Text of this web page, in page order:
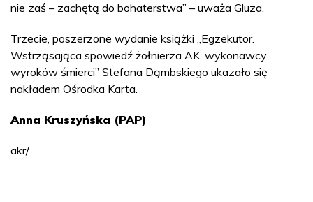
nie zaś – zachętą do bohaterstwa” – uważa Gluza.
Trzecie, poszerzone wydanie książki „Egzekutor.
Wstrząsająca spowiedź żołnierza AK, wykonawcy
wyroków śmierci” Stefana Dąmbskiego ukazało się
nakładem Ośrodka Karta.
Anna Kruszyńska (PAP)
akr/